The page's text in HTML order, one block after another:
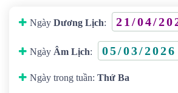
Ngày Dương Lịch: 21/04/
Ngày Âm Lịch: 05/03/2026
Ngày trong tuần: Thứ Ba